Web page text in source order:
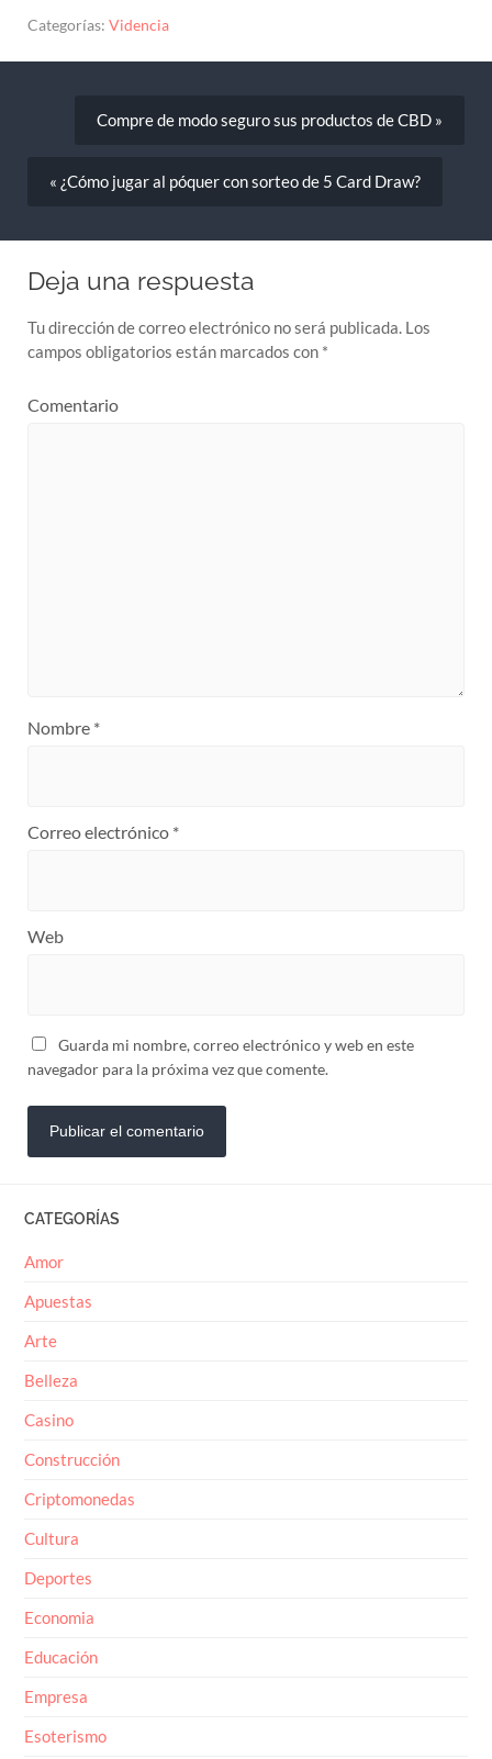
Categorías: Videncia
Compre de modo seguro sus productos de CBD »
« ¿Cómo jugar al póquer con sorteo de 5 Card Draw?
Deja una respuesta
Tu dirección de correo electrónico no será publicada. Los
campos obligatorios están marcados con *
Comentario
Nombre *
Correo electrónico *
Web
Guarda mi nombre, correo electrónico y web en este
navegador para la próxima vez que comente.
CATEGORÍAS
Amor
Apuestas
Arte
Belleza
Casino
Construcción
Criptomonedas
Cultura
Deportes
Economia
Educación
Empresa
Esoterismo